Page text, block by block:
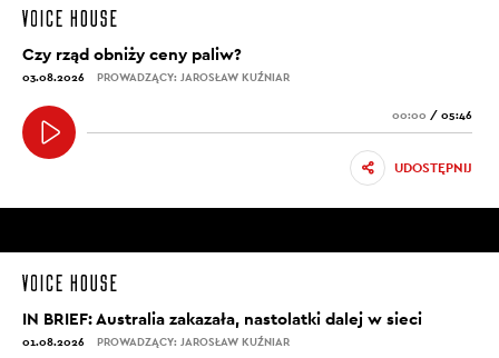
Czy rząd obniży ceny paliw?
03.08.2026 PROWADZĄCY: JAROSŁAW KUŹNIAR
00:00 / 05:46
UDOSTĘPNIJ
IN BRIEF: Australia zakazała, nastolatki dalej w sieci
01.08.2026 PROWADZĄCY: JAROSŁAW KUŹNIAR